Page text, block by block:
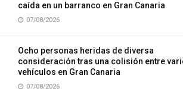
caída en un barranco en Gran Canaria
07/08/2026
Ocho personas heridas de diversa
consideración tras una colisión entre
vehículos en Gran Canaria
07/08/2026